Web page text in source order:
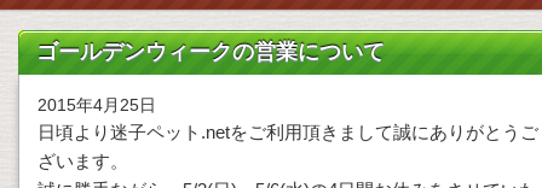
ゴールデンウィークの営業について
2015年4月25日
日頃より迷子ペット.netをご利用頂きまして誠にありがとうご
ざいます。